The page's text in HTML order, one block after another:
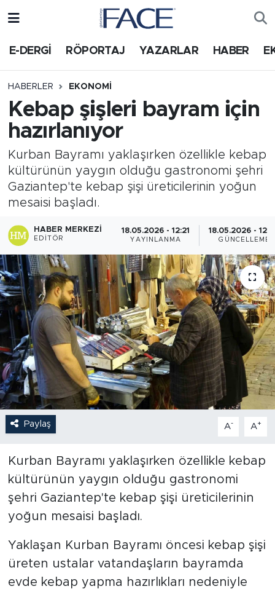
E-DERGİ RÖPORTAJ YAZARLAR HABER
HABERLER EKONOMI
Kebap şişleri bayram için
hazırlanıyor
Kurban Bayramı yaklaşırken özellikle kebap
kültürünün yaygın olduğu gastronomi şehri
Gaziantep'te kebap şişi üreticilerinin yoğun
mesaisi başladı.
HABER MERKEZI
EDITÖR
18.05.2026 - 12:21
YAYINLANMA
18.05.2026 -
GÜNCELLEME
Paylaş A- A+
Kurban Bayramı yaklaşırken özellikle kebap
kültürünün yaygın olduğu gastronomi
şehri Gaziantep'te kebap şişi üreticilerinin
yoğun mesaisi başladı.
Yaklaşan Kurban Bayramı öncesi kebap şişi
üreten ustalar vatandaşların bayramda
evde kebap yapma hazırlıkları nedeniyle
HABER
Nöbetçi Eczaneler
Trafik Durumu
Süper Lig Puan Durumu ve Fikstür
Tüm Manşetler
Son Dakika Haberleri
Haber Arşivi